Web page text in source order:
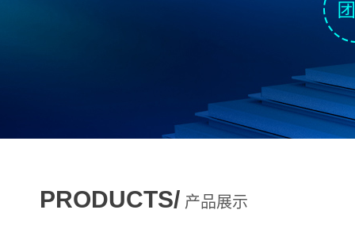
PRODUCTS/ 产品展示